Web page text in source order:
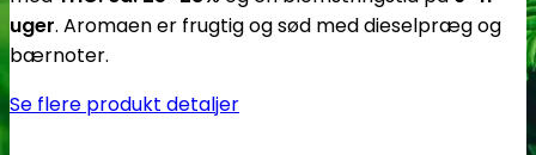
|
Royal
Queen
Seeds
uger. Aromaen er frugtig og sød med dieselpræg og
bærnoter.
Se flere produkt detaljer